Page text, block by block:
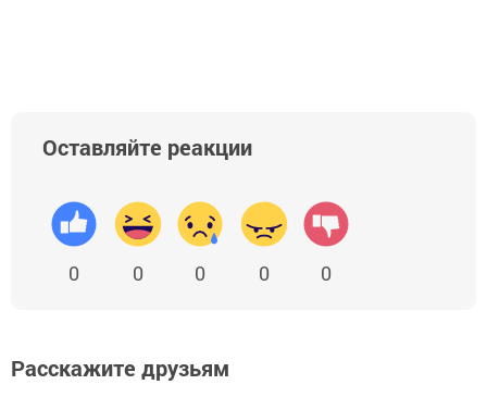
Оставляйте реакции
0 0 0 0 0
Расскажите друзьям